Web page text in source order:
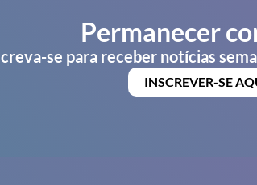
Permanecer
se para receber notícias
INSCREVER-SE